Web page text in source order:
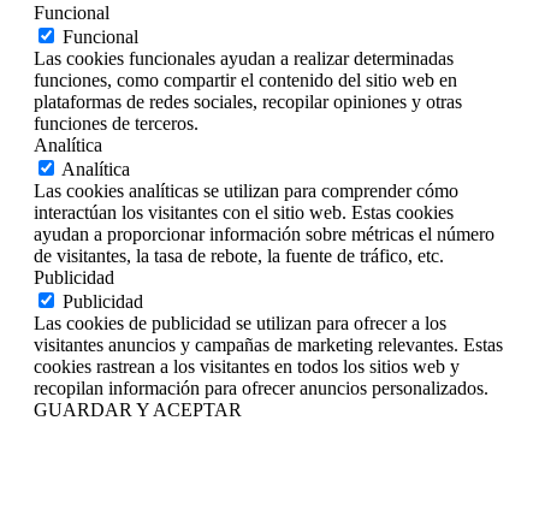
Funcional
Funcional
Las cookies funcionales ayudan a realizar determinadas
funciones, como compartir el contenido del sitio web en
plataformas de redes sociales, recopilar opiniones y otras
funciones de terceros.
Analítica
Analítica
Las cookies analíticas se utilizan para comprender cómo
interactúan los visitantes con el sitio web. Estas cookies
ayudan a proporcionar información sobre métricas el número
de visitantes, la tasa de rebote, la fuente de tráfico, etc.
Publicidad
Publicidad
Las cookies de publicidad se utilizan para ofrecer a los
visitantes anuncios y campañas de marketing relevantes. Estas
cookies rastrean a los visitantes en todos los sitios web y
recopilan información para ofrecer anuncios personalizados.
GUARDAR Y ACEPTAR